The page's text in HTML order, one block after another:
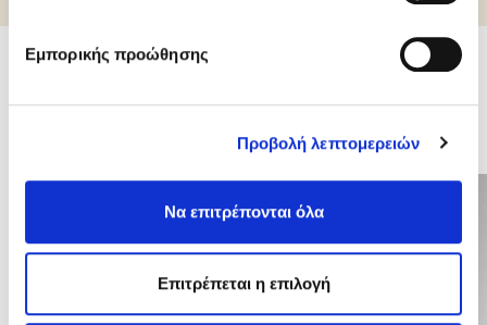
Εμπορικής προώθησης
Προβολή λεπτομερειών
Να επιτρέπονται όλα
Επιτρέπεται η επιλογή
Σχετικά προϊόντα